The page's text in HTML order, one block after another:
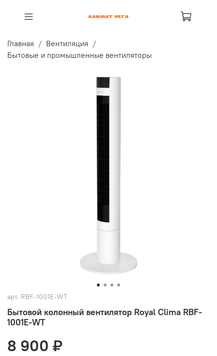
Главная
Вентиляция
Бытовые и промышленные вентиляторы
арт. RBF-1001E-WT
Бытовой колонный вентилятор Royal Clima RBF-
1001E-WT
8 900 ₽